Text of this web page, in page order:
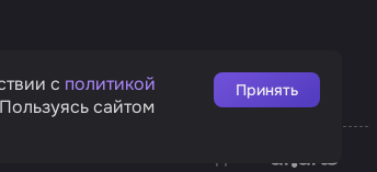
с политикой
сайтом
Принять